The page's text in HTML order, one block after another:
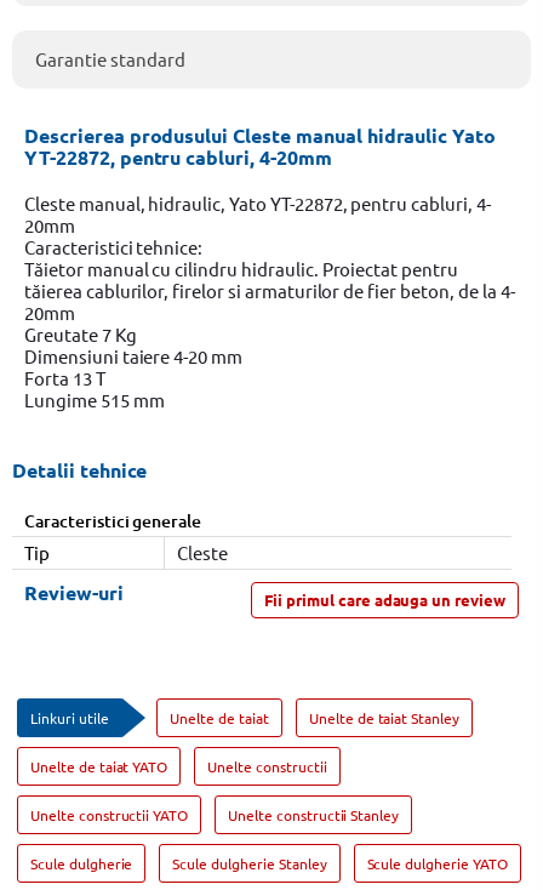
Garantie standard
Descrierea produsului Cleste manual hidraulic Yato
YT-22872, pentru cabluri, 4-20mm
Cleste manual, hidraulic, Yato YT-22872, pentru cabluri, 4-
20mm
Caracteristici tehnice:
Tăietor manual cu cilindru hidraulic. Proiectat pentru
tăierea cablurilor, firelor si armaturilor de fier beton, de la 4-
20mm
Greutate 7 Kg
Dimensiuni taiere 4-20 mm
Forta 13 T
Lungime 515 mm
Detalii tehnice
Caracteristici generale
Tip
Cleste
Fii primul care adauga un review
Review-uri
Linkuri utile Unelte de taiat Unelte de taiat Stanley
Unelte de taiat YATO Unelte constructii
Unelte constructii YATO Unelte constructii Stanley
Scule dulgherie Scule dulgherie Stanley Scule dulgherie YATO